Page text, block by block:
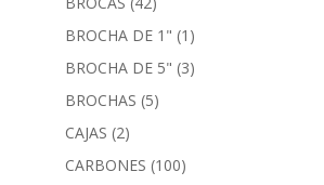
BROCHA DE 1" (1)
BROCHA DE 5" (3)
BROCHAS (5)
CAJAS (2)
CARBONES (100)